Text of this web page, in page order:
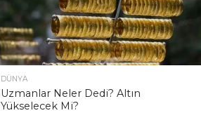
DÜNYA
Uzmanlar Neler Dedi? Altın
Yükselecek Mi?